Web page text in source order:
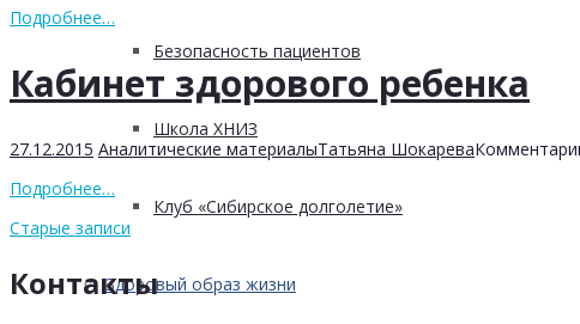
Безопасность пациентов
Школа ХНИЗ
Клуб «Сибирское долголетие»
Здоровый образ жизни
Подробнее…
Кабинет здорового ребенка
27.12.2015 Аналитические материалыТатьяна Шокарева
Подробнее…
Старые записи
Контакты